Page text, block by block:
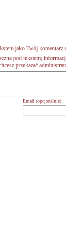
jako Twój komentarz
pod tekstem;
przekazać
Email (opcjonalnie):